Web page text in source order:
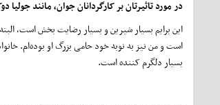
در مورد تاثیرتان بر کارگردانان جوان، مانند جولیا
این برایم بسیار شیرین و بسیار رضایت بخش است،
است و من نیز به نوبه خود حامی بزرگ او بوده‌ام.
بسیار دلگرم کننده است.